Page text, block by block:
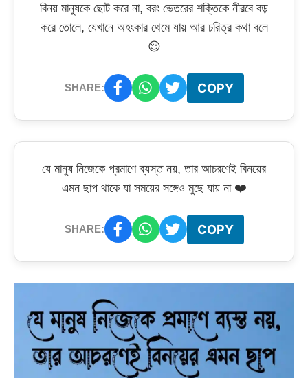
বিনয় মানুষকে ছোট করে না, বরং ভেতরের শক্তিকে নীরবে বড়
করে তোলে, যেখানে অহংকার থেমে যায় আর চরিত্র কথা বলে
😌
SHARE: COPY
যে মানুষ নিজেকে প্রমাণে ব্যস্ত নয়, তার আচরণেই বিনয়ের
এমন ছাপ থাকে যা সময়ের সঙ্গেও মুছে যায় না ❤️
SHARE: COPY